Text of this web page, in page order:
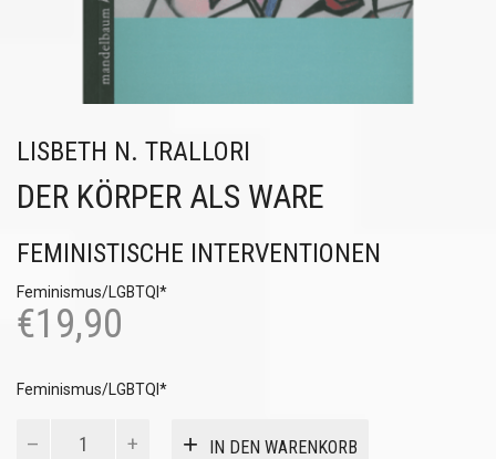
LISBETH N. TRALLORI
DER KÖRPER ALS WARE
FEMINISTISCHE INTERVENTIONEN
Feminismus/LGBTQI*
€19,90
Feminismus/LGBTQI*
IN DEN WARENKORB